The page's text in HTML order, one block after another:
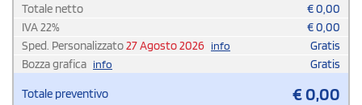
Totale netto
€0,00
IVA22% €0,00
Sped. Personalizzato27 Agosto 2026 info
Gratis
Bozza grafica info Gratis
Totale preventivo €0,00